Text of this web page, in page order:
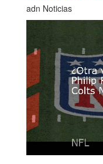
adn Noticias